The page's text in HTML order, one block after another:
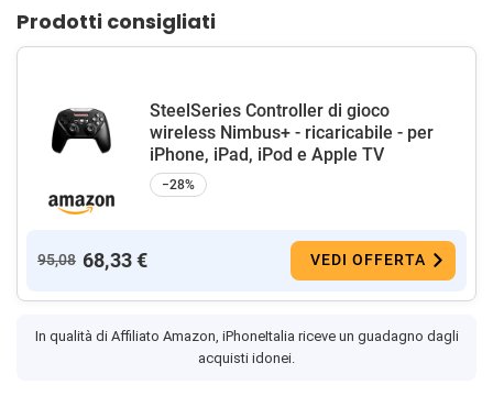
Prodotti consigliati
SteelSeries Controller di gioco
wireless Nimbus+ - ricaricabile - per
iPhone, iPad, iPod e Apple TV
−28%
95,08 68,33 € VEDI OFFERTA
In qualità di Affiliato Amazon, iPhoneItalia riceve un guadagno dagli
acquisti idonei.